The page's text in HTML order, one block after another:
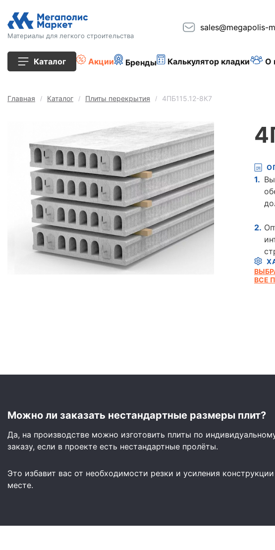
Материалы для легкого строительства
sales@megapolis-
Каталог
Кирпич
Плиты перекрытия
Сопутствующие товары
Тротуарная плитка
Сайдинг
Металлочерепица
Акции Бренды Калькулятор кладки О
Главная Каталог Плиты перекрытия 4ПБ115.12-8К7
ВСЕ
Можно ли заказать нестандартные размеры плит?
Да, на производстве можно изготовить плиты по
заказу, если в проекте есть нестандартные пролёты.
Это избавит вас от необходимости резки и усиления
месте.